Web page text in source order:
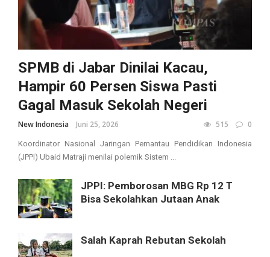
SPMB di Jabar Dinilai Kacau,
Hampir 60 Persen Siswa Pasti
Gagal Masuk Sekolah Negeri
New Indonesia Juni 25, 2026 515 0
Koordinator Nasional Jaringan Pemantau Pendidikan Indonesia
(JPPI) Ubaid Matraji menilai polemik Sistem ...
JPPI: Pemborosan MBG Rp 12 T
Bisa Sekolahkan Jutaan Anak
Salah Kaprah Rebutan Sekolah